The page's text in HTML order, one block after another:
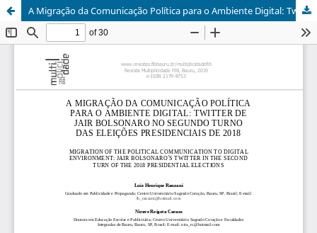
A Migração da Comunicação Política para o Ambiente Digital: Twitter de Jair Bolsonaro no Segundo Turno das Eleições Presidenciais de 2018